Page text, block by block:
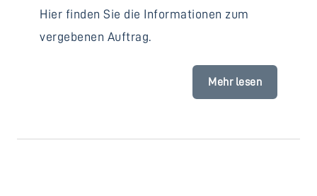
Hier finden Sie die Informationen zum
vergebenen Auftrag.
Mehr lesen